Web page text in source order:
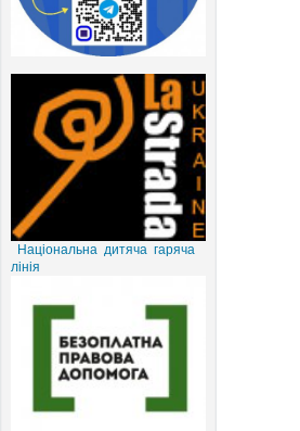
Національна дитяча гаряча
лінія